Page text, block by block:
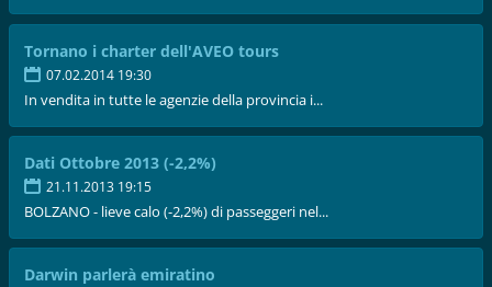
Tornano i charter dell'AVEO tours
07.02.2014 19:30
In vendita in tutte le agenzie della provincia i...
Dati Ottobre 2013 (-2,2%)
21.11.2013 19:15
BOLZANO - lieve calo (-2,2%) di passeggeri nel...
Darwin parlerà emiratino